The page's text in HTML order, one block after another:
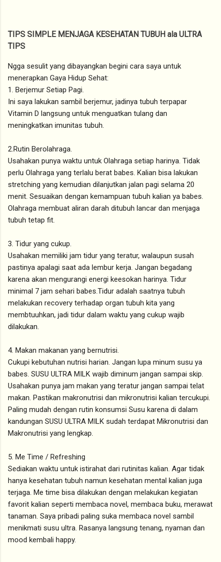
TIPS SIMPLE MENJAGA KESEHATAN TUBUH ala ULTRA
TIPS
Ngga sesulit yang dibayangkan begini cara saya untuk
menerapkan Gaya Hidup Sehat:
1. Berjemur Setiap Pagi.
Ini saya lakukan sambil berjemur, jadinya tubuh terpapar
Vitamin D langsung untuk menguatkan tulang dan
meningkatkan imunitas tubuh.
2.Rutin Berolahraga.
Usahakan punya waktu untuk Olahraga setiap harinya. Tidak
perlu Olahraga yang terlalu berat babes. Kalian bisa lakukan
stretching yang kemudian dilanjutkan jalan pagi selama 20
menit. Sesuaikan dengan kemampuan tubuh kalian ya babes.
Olahraga membuat aliran darah ditubuh lancar dan menjaga
tubuh tetap fit.
3. Tidur yang cukup.
Usahakan memiliki jam tidur yang teratur, walaupun susah
pastinya apalagi saat ada lembur kerja. Jangan begadang
karena akan mengurangi energi keesokan harinya. Tidur
minimal 7 jam sehari babes.Tidur adalah saatnya tubuh
melakukan recovery terhadap organ tubuh kita yang
membtuuhkan, jadi tidur dalam waktu yang cukup wajib
dilakukan.
4. Makan makanan yang bernutrisi.
Cukupi kebutuhan nutrisi harian. Jangan lupa minum susu ya
babes. SUSU ULTRA MILK wajib diminum jangan sampai skip.
Usahakan punya jam makan yang teratur jangan sampai telat
makan. Pastikan makronutrisi dan mikronutrisi kalian tercukupi.
Paling mudah dengan rutin konsumsi Susu karena di dalam
kandungan SUSU ULTRA MILK sudah terdapat Mikronutrisi dan
Makronutrisi yang lengkap.
5. Me Time / Refreshing
Sediakan waktu untuk istirahat dari rutinitas kalian. Agar tidak
hanya kesehatan tubuh namun kesehatan mental kalian juga
terjaga. Me time bisa dilakukan dengan melakukan kegiatan
favorit kalian seperti membaca novel, membaca buku, merawat
tanaman. Saya pribadi paling suka membaca novel sambil
menikmati susu ultra. Rasanya langsung tenang, nyaman dan
mood kembali happy.